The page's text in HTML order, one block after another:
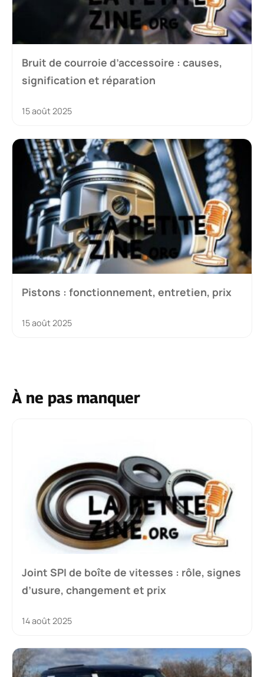
Bruit de courroie d’accessoire : causes,
signification et réparation
15 août 2025
Pistons : fonctionnement, entretien, prix
15 août 2025
À ne pas manquer
Joint SPI de boîte de vitesses : rôle, signes
d’usure, changement et prix
14 août 2025